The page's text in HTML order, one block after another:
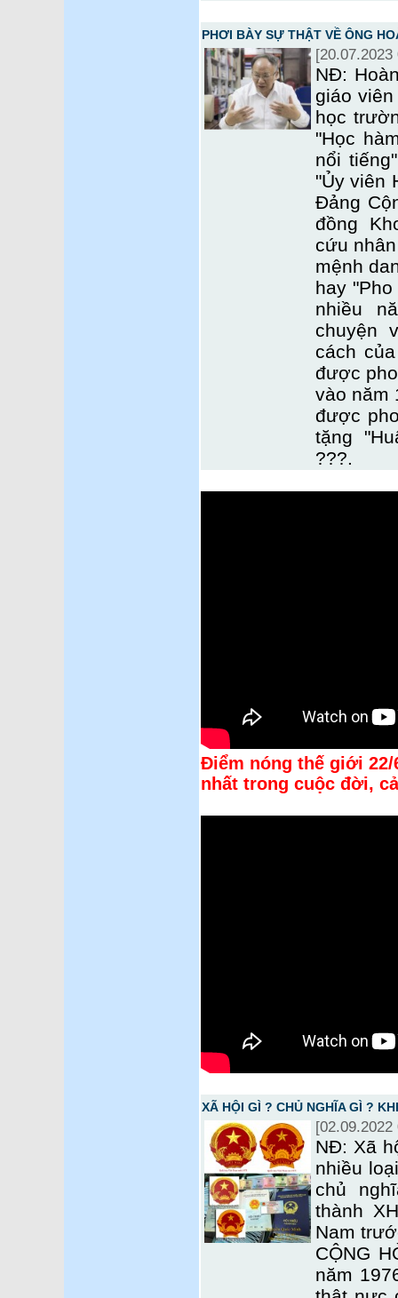
PHƠI BÀY SỰ THẬT VỀ ÔNG
[20.07.2023
NĐ:
giáo
học
"Học
nổi
"Ủy viên
Đảng
đồng
cứu
mệnh
hay
nhiều
chuyện
cách
được
vào năm
được
tặng
???.
Điểm nóng thế giới 22/
nhất trong cuộc đời,
XÃ HỘI GÌ ? CHỦ NGHĨA GÌ ?
[02.09.2022
NĐ: Xã
nhiều
chủ
thành
Nam
CỘNG
năm